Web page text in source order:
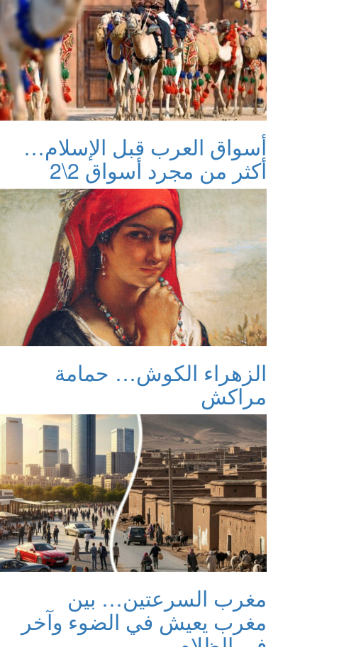
أسواق العرب قبل الإسلام…
أكثر من مجرد أسواق 2\2
الزهراء الكوش… حمامة
مراكش
مغرب السرعتين… بين
مغرب يعيش في الضوء وآخر